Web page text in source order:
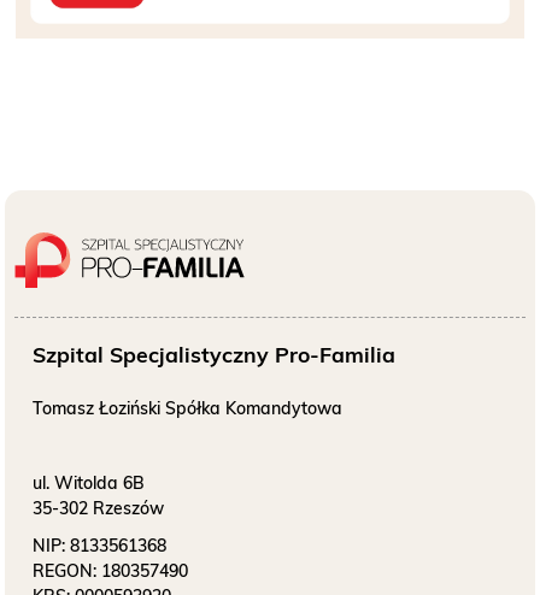
Szpital Specjalistyczny Pro-Familia
Tomasz Łoziński Spółka Komandytowa
ul. Witolda 6B
35-302 Rzeszów
NIP: 8133561368
REGON: 180357490